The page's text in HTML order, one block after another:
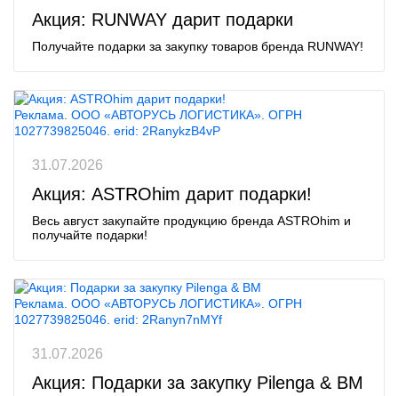
Акция: RUNWAY дарит подарки
Получайте подарки за закупку товаров бренда RUNWAY!
Реклама. ООО «АВТОРУСЬ ЛОГИСТИКА». ОГРН
1027739825046. erid: 2RanykzB4vP
31.07.2026
Акция: ASTROhim дарит подарки!
Весь август закупайте продукцию бренда ASTROhim и
получайте подарки!
Реклама. ООО «АВТОРУСЬ ЛОГИСТИКА». ОГРН
1027739825046. erid: 2Ranyn7nMYf
31.07.2026
Акция: Подарки за закупку Pilenga & BM